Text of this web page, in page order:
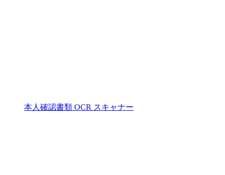
本人確認書類 OCR スキャナー